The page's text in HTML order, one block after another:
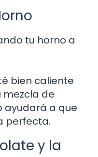
tu horno a
bien caliente
de
ayudará a que
perfecta.
y la